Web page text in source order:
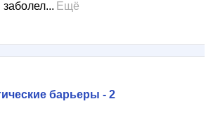
Ещё
барьеры - 2